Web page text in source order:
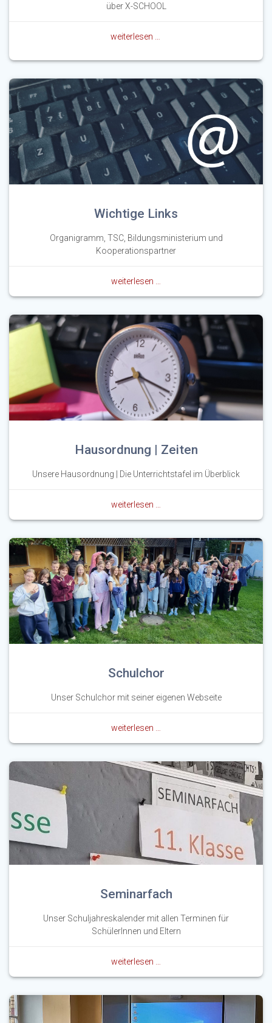
über X-SCHOOL
weiterlesen …
Wichtige Links
Organigramm, TSC, Bildungsministerium und
Kooperationspartner
weiterlesen …
Hausordnung | Zeiten
Unsere Hausordnung | Die Unterrichtstafel im Überblick
weiterlesen …
Schulchor
Unser Schulchor mit seiner eigenen Webseite
weiterlesen …
Seminarfach
Unser Schuljahreskalender mit allen Terminen für
SchülerInnen und Eltern
weiterlesen …